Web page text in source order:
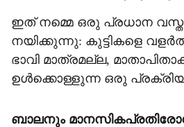
ഇത് നമ്മെ ഒരു പ്രധാന
നയിക്കുന്നു: കുട്ടികളെ
ഭാവി മാത്രമല്ല,
ഉള്‍ക്കൊള്ളുന്ന ഒരു
ബാലനും